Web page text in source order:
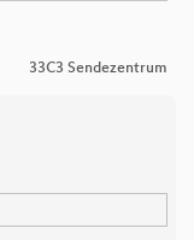
33C3 Sendezentrum